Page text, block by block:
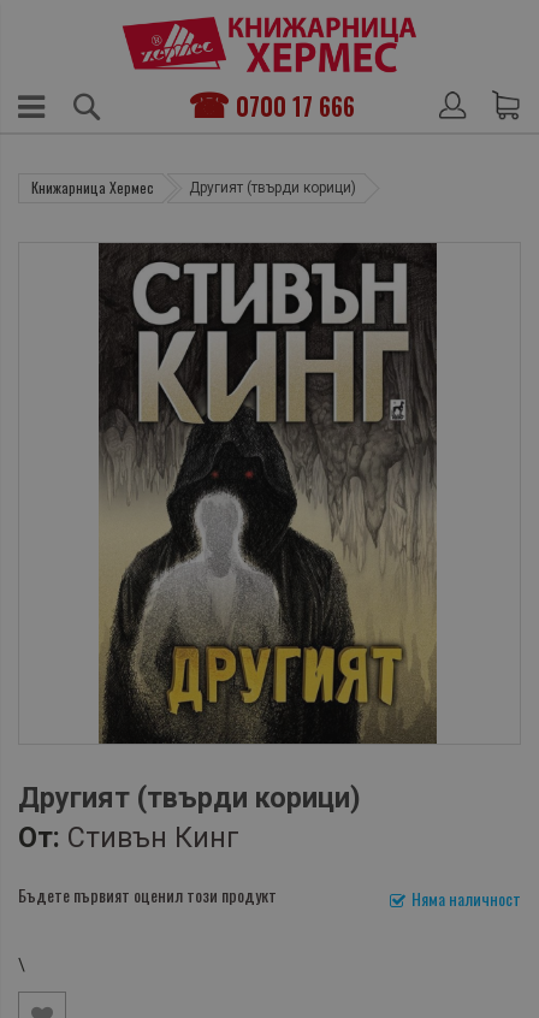
0700 17 666
Книжарница Хермес Другият (твърди корици)
Другият (твърди корици)
От: Стивън Кинг
Няма наличност
Бъдете първият оценил този продукт
\